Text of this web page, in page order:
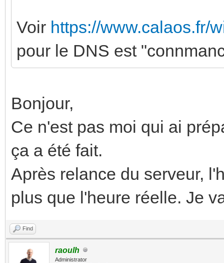
Voir https://www.calaos.fr/
pour le DNS est
Bonjour,
Ce n'est pas moi qui ai
ça a été fait.
Après relance du serveur,
plus que l'heure réelle. Je
Find
raoulh
Administrator